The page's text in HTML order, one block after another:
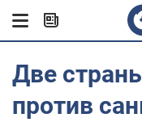
Две
против